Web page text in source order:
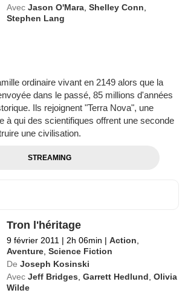
Avec Jason O'Mara ,Shelley Conn
Stephen Lang
ordinaire vivant en 2149 alors que la
dans le passé, 85 millions d'années
Ils rejoignent "Terra Nova", une
à qui des scientifiques offrent une seconde
une civilisation.
STREAMING
Tron l'héritage
9 février 2011 | 2h 06min | Action
Aventure ,Science Fiction
De Joseph Kosinski
Avec Jeff Bridges ,Garrett Hedlund ,Olivia
Wilde